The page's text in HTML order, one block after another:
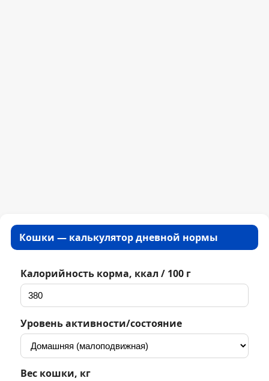
Кошки — калькулятор дневной нормы
Калорийность корма, ккал / 100 г
Уровень активности/состояние
Вес кошки, кг